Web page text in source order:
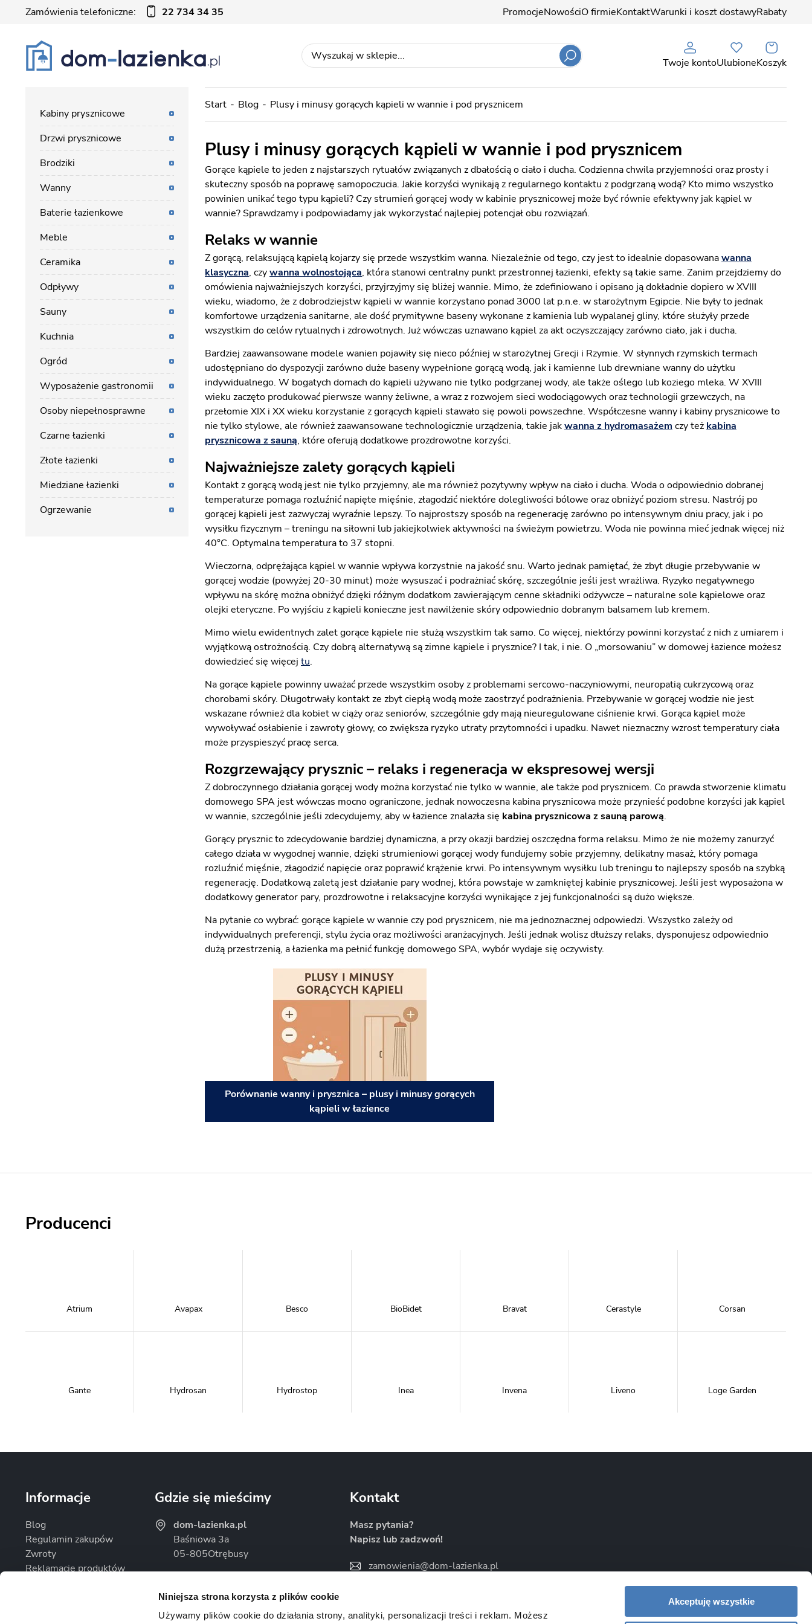
Niniejsza strona korzysta z plików cookie
Używamy plików cookie do działania strony, analityki, personalizacji treści i reklam. Możesz
Akceptuję wszystkie
Zamówienia telefoniczne: 22 734 34 35 PromocjeNowościO firmieKontaktWarunki i koszt dostawyRabaty
Twoje kontoUlubioneKoszyk
Start Blog Plusy i minusy gorących kąpieli w wannie i pod prysznicem
Plusy i minusy gorących kąpieli w wannie i pod prysznicem
Gorące kąpiele to jeden z najstarszych rytuałów związanych z dbałością o ciało i ducha. Codzienna chwila przyjemności oraz prosty i
skuteczny sposób na poprawę samopoczucia. Jakie korzyści wynikają z regularnego kontaktu z podgrzaną wodą? Kto mimo wszystko
powinien unikać tego typu kąpieli? Czy strumień gorącej wody w kabinie prysznicowej może być równie efektywny jak kąpiel w
wannie? Sprawdzamy i podpowiadamy jak wykorzystać najlepiej potencjał obu rozwiązań.
Relaks w wannie
Z gorącą, relaksującą kąpielą kojarzy się przede wszystkim wanna. Niezależnie od tego, czy jest to idealnie dopasowanawanna
klasyczna, czywanna wolnostojąca, która stanowi centralny punkt przestronnej łazienki, efekty są takie same. Zanim przejdziemy do
omówienia najważniejszych korzyści, przyjrzyjmy się bliżej wannie. Mimo, że zdefiniowano i opisano ją dokładnie dopiero w XVIII
wieku, wiadomo, że z dobrodziejstw kąpieli w wannie korzystano ponad 3000 lat p.n.e. w starożytnym Egipcie. Nie były to jednak
komfortowe urządzenia sanitarne, ale dość prymitywne baseny wykonane z kamienia lub wypalanej gliny, które służyły przede
wszystkim do celów rytualnych i zdrowotnych. Już wówczas uznawano kąpiel za akt oczyszczający zarówno ciało, jak i ducha.
Bardziej zaawansowane modele wanien pojawiły się nieco później w starożytnej Grecji i Rzymie. W słynnych rzymskich termach
udostępniano do dyspozycji zarówno duże baseny wypełnione gorącą wodą, jak i kamienne lub drewniane wanny do użytku
indywidualnego. W bogatych domach do kąpieli używano nie tylko podgrzanej wody, ale także oślego lub koziego mleka. W XVIII
wieku zaczęto produkować pierwsze wanny żeliwne, a wraz z rozwojem sieci wodociągowych oraz technologii grzewczych, na
przełomie XIX i XX wieku korzystanie z gorących kąpieli stawało się powoli powszechne. Współczesne wanny i kabiny prysznicowe to
nie tylko stylowe, ale również zaawansowane technologicznie urządzenia, takie jakwanna z hydromasażem czy też kabina
prysznicowa z sauną, które oferują dodatkowe prozdrowotne korzyści.
Najważniejsze zalety gorących kąpieli
Kontakt z gorącą wodą jest nie tylko przyjemny, ale ma również pozytywny wpływ na ciało i ducha. Woda o odpowiednio dobranej
temperaturze pomaga rozluźnić napięte mięśnie, złagodzić niektóre dolegliwości bólowe oraz obniżyć poziom stresu. Nastrój po
gorącej kąpieli jest zazwyczaj wyraźnie lepszy. To najprostszy sposób na regenerację zarówno po intensywnym dniu pracy, jak i po
wysiłku fizycznym – treningu na siłowni lub jakiejkolwiek aktywności na świeżym powietrzu. Woda nie powinna mieć jednak więcej niż
40°C. Optymalna temperatura to 37 stopni.
Wieczorna, odprężająca kąpiel w wannie wpływa korzystnie na jakość snu. Warto jednak pamiętać, że zbyt długie przebywanie w
gorącej wodzie (powyżej 20-30 minut) może wysuszać i podrażniać skórę, szczególnie jeśli jest wrażliwa. Ryzyko negatywnego
wpływu na skórę można obniżyć dzięki różnym dodatkom zawierającym cenne składniki odżywcze – naturalne sole kąpielowe oraz
olejki eteryczne. Po wyjściu z kąpieli konieczne jest nawilżenie skóry odpowiednio dobranym balsamem lub kremem.
Mimo wielu ewidentnych zalet gorące kąpiele nie służą wszystkim tak samo. Co więcej, niektórzy powinni korzystać z nich z umiarem i
wyjątkową ostrożnością. Czy dobrą alternatywą są zimne kąpiele i prysznice? I tak, i nie. O „morsowaniu” w domowej łazience możesz
dowiedzieć się więcej tu.
Na gorące kąpiele powinny uważać przede wszystkim osoby z problemami sercowo-naczyniowymi, neuropatią cukrzycową oraz
chorobami skóry. Długotrwały kontakt ze zbyt ciepłą wodą może zaostrzyć podrażnienia. Przebywanie w gorącej wodzie nie jest
wskazane również dla kobiet w ciąży oraz seniorów, szczególnie gdy mają nieuregulowane ciśnienie krwi. Gorąca kąpiel może
wywoływać osłabienie i zawroty głowy, co zwiększa ryzyko utraty przytomności i upadku. Nawet nieznaczny wzrost temperatury ciała
może przyspieszyć pracę serca.
Rozgrzewający prysznic – relaks i regeneracja w ekspresowej wersji
Z dobroczynnego działania gorącej wody można korzystać nie tylko w wannie, ale także pod prysznicem. Co prawda stworzenie klimatu
domowego SPA jest wówczas mocno ograniczone, jednak nowoczesna kabina prysznicowa może przynieść podobne korzyści jak kąpiel
w wannie, szczególnie jeśli zdecydujemy, aby w łazience znalazła się kabina prysznicowa z sauną parową.
Gorący prysznic to zdecydowanie bardziej dynamiczna, a przy okazji bardziej oszczędna forma relaksu. Mimo że nie możemy zanurzyć
całego działa w wygodnej wannie, dzięki strumieniowi gorącej wody fundujemy sobie przyjemny, delikatny masaż, który pomaga
rozluźnić mięśnie, złagodzić napięcie oraz poprawić krążenie krwi. Po intensywnym wysiłku lub treningu to najlepszy sposób na szybką
regenerację. Dodatkową zaletą jest działanie pary wodnej, która powstaje w zamkniętej kabinie prysznicowej. Jeśli jest wyposażona w
dodatkowy generator pary, prozdrowotne i relaksacyjne korzyści wynikające z jej funkcjonalności są dużo większe.
Na pytanie co wybrać: gorące kąpiele w wannie czy pod prysznicem, nie ma jednoznacznej odpowiedzi. Wszystko zależy od
indywidualnych preferencji, stylu życia oraz możliwości aranżacyjnych. Jeśli jednak wolisz dłuższy relaks, dysponujesz odpowiednio
dużą przestrzenią, a łazienka ma pełnić funkcję domowego SPA, wybór wydaje się oczywisty.
Porównanie wanny i prysznica – plusy i minusy gorących
kąpieli w łazience
Kabiny prysznicowe
Drzwi prysznicowe
Brodziki
Wanny
Baterie łazienkowe
Meble
Ceramika
Odpływy
Sauny
Kuchnia
Ogród
Wyposażenie gastronomii
Osoby niepełnosprawne
Czarne łazienki
Złote łazienki
Miedziane łazienki
Ogrzewanie
Producenci
Atrium Avapax Besco BioBidet Bravat Cerastyle Corsan
Gante Hydrosan Hydrostop Inea Invena Liveno Loge Garden
Rea
Informacje
Blog
Regulamin zakupów
Zwroty
Reklamacje produktów
Gdzie się mieścimy
dom-lazienka.pl
Baśniowa 3a
05-805Otrębusy
Pon. - Pt.: 08:00 - 16:00
Sob.: Zamknięte
Kontakt
Masz pytania?
Napisz lub zadzwoń!
zamowienia@dom-lazienka.pl
Znajdź nas na